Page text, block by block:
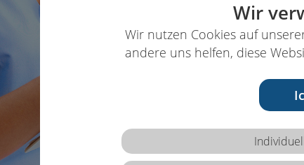
Wir
Wir nutzen Cookies auf
andere uns helfen, diese